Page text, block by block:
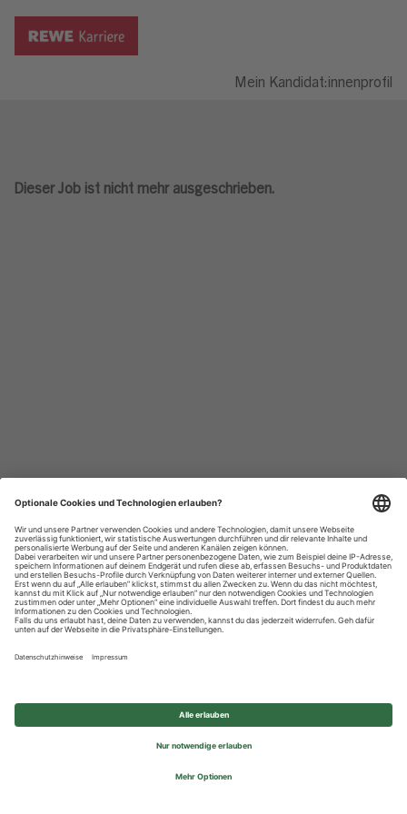
Mein Kandidat:innenprofil
Dieser Job ist nicht mehr ausgeschrieben.
Datenschutzhinweise
Impressum
Privatsphäre-Einstellungen
© 2026 REWE Group - All rights reserved